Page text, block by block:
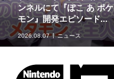
ンネルにて『ぽこ あ ポケ
モン』開発エピソード...
2026.08.07 ニュース